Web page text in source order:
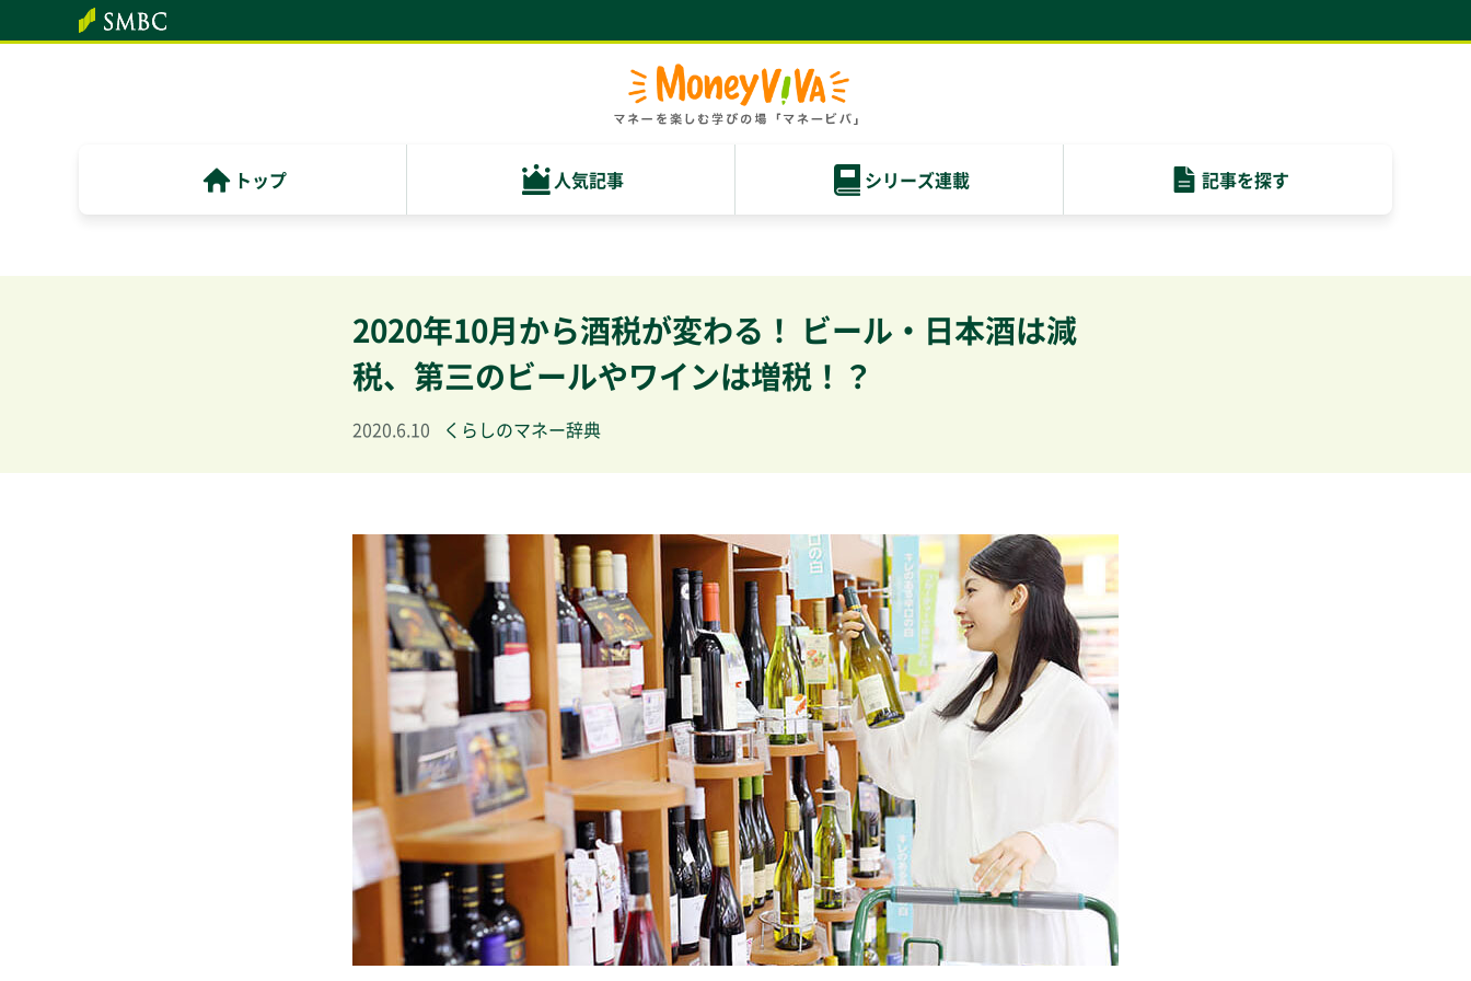
トップ 人気記事 シリーズ連載 記事を探す
2020年10月から酒税が変わる！ ビール・日本酒は減
税、第三のビールやワインは増税！？
2020.6.10 くらしのマネー辞典